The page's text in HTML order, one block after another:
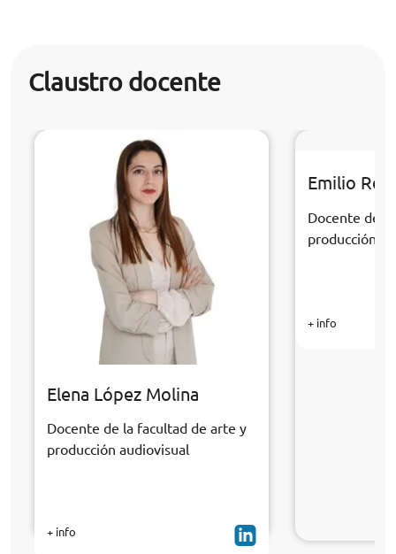
Claustro docente
Elena López Molina
Docente de la facultad de arte y
producción audiovisual
+ info
Emilio
Docente de
producción
+ info